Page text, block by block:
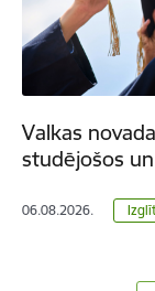
Valkas
studējošos
06.08.2026.